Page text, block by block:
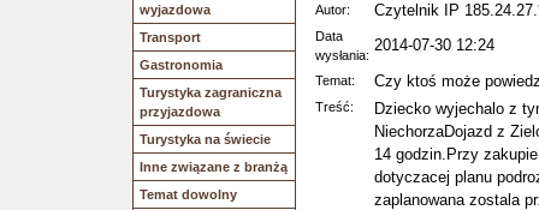
wyjazdowa
Transport
Gastronomia
Turystyka zagraniczna
przyjazdowa
Turystyka na świecie
Inne związane z branżą
Temat dowolny
Autor: Czytelnik IP
Data
wysłania:
2014-07-30 12:24
Temat: Czy ktoś może
Treść:
Dziecko wyjechalo z
NiechorzaDojazd z
14 godzin.Przy
dotyczacej planu
zaplanowana zostala